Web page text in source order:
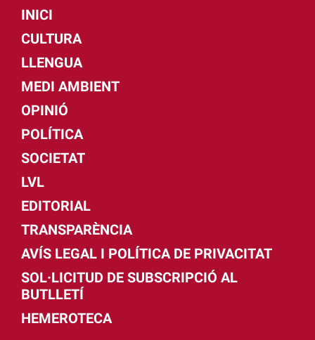
INICI
CULTURA
LLENGUA
MEDI AMBIENT
OPINIÓ
POLÍTICA
SOCIETAT
LVL
EDITORIAL
TRANSPARÈNCIA
AVÍS LEGAL I POLÍTICA DE PRIVACITAT
SOL·LICITUD DE SUBSCRIPCIÓ AL
BUTLLETÍ
HEMEROTECA